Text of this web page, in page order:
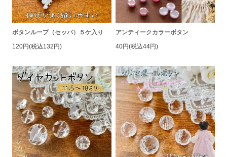
ボタンループ（セッパ）５ケ入り
120円(税込132円)
アンティークカラーボタン
40円(税込44円)